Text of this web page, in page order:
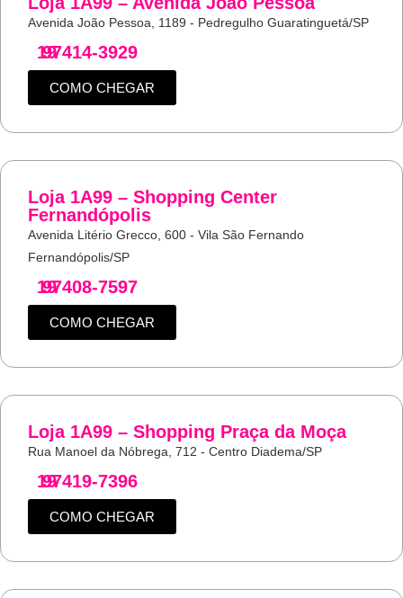
Avenida João Pessoa, 1189 - Pedregulho Guaratinguetá/SP
19
97414-3929
COMO CHEGAR
Loja 1A99 – Shopping Center
Fernandópolis
Avenida Litério Grecco, 600 - Vila São Fernando
Fernandópolis/SP
19
97408-7597
COMO CHEGAR
Loja 1A99 – Shopping Praça da Moça
Rua Manoel da Nóbrega, 712 - Centro Diadema/SP
19
97419-7396
COMO CHEGAR